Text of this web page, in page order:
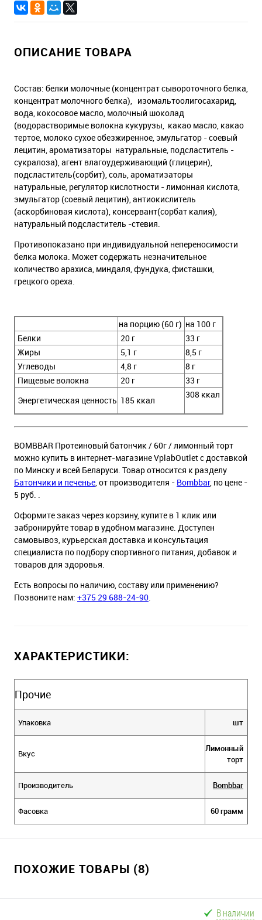
ОПИСАНИЕ ТОВАРА
Состав: белки молочные (концентрат сывороточного белка,
концентрат молочного белка), изомальтоолигосахарид,
вода, кокосовое масло, молочный шоколад
(водорастворимые волокна кукурузы, какао масло, какао
тертое, молоко сухое обезжиренное, эмульгатор - соевый
лецитин, ароматизаторы натуральные, подсластитель -
сукралоза), агент влагоудерживающий (глицерин),
подсластитель(сорбит), соль, ароматизаторы
натуральные, регулятор кислотности - лимонная кислота,
эмульгатор (соевый лецитин), антиокислитель
(аскорбиновая кислота), консервант(сорбат калия),
натуральный подсластитель -стевия.
Противопоказано при индивидуальной непереносимости
белка молока. Может содержать незначительное
количество арахиса, миндаля, фундука, фисташки,
грецкого ореха.
на порцию (60 г) на 100 г
Белки
20 г
33 г
Жиры
5,1 г
8,5 г
Углеводы
4,8 г
8 г
Пищевые волокна
20 г
33 г
Энергетическая ценность 185 ккал
308 ккал
BOMBBAR Протеиновый батончик / 60г / лимонный торт
можно купить в интернет-магазине VplabOutlet с доставкой
по Минску и всей Беларуси. Товар относится к разделу
Батончики и печенье, от производителя - Bombbar, по цене -
5 руб. .
Оформите заказ через корзину, купите в 1 клик или
забронируйте товар в удобном магазине. Доступен
самовывоз, курьерская доставка и консультация
специалиста по подбору спортивного питания, добавок и
товаров для здоровья.
Есть вопросы по наличию, составу или применению?
Позвоните нам: +375 29 688-24-90.
ХАРАКТЕРИСТИКИ:
Прочие
Упаковка шт
Вкус
Лимонный
торт
Производитель Bombbar
Фасовка 60 грамм
ПОХОЖИЕ ТОВАРЫ (8)
В наличии